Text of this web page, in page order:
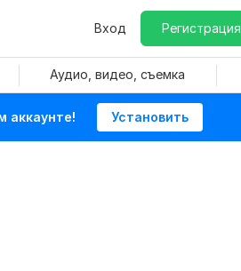
Вход Регистрация
Аудио, видео, съемка
аккаунте! Установить